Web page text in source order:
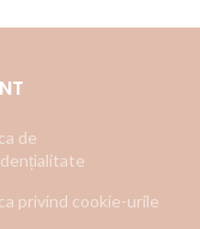
de
privind cookie-urile